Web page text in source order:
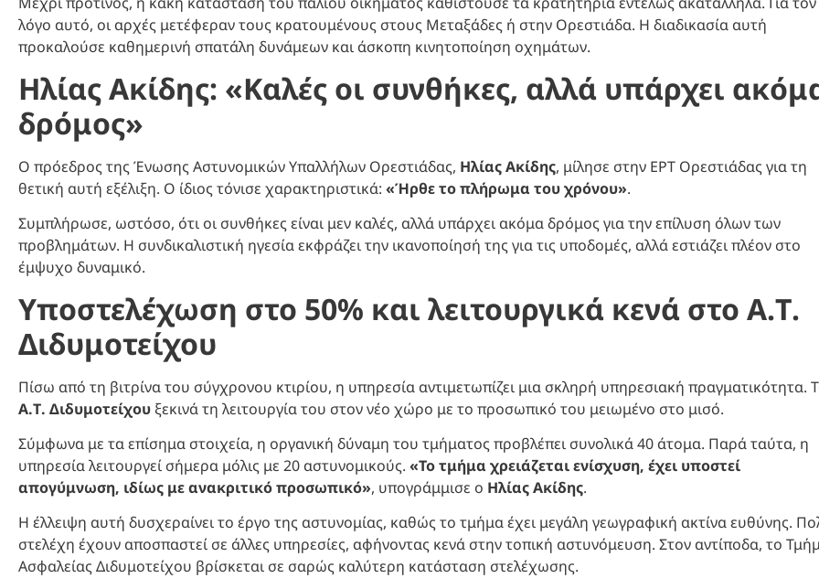
λόγο αυτό, οι αρχές μετέφεραν τους κρατουμένους στους Μεταξάδες ή στην Ορεστιάδα. Η διαδικασία αυτή
προκαλούσε καθημερινή σπατάλη δυνάμεων και άσκοπη κινητοποίηση οχημάτων.
Ηλίας Ακίδης: «Καλές οι συνθήκες, αλλά υπάρχει
δρόμος»
Ο πρόεδρος της Ένωσης Αστυνομικών Υπαλλήλων Ορεστιάδας, Ηλίας Ακίδης, μίλησε στην ΕΡΤ Ορεστιάδας για τη
θετική αυτή εξέλιξη. Ο ίδιος τόνισε χαρακτηριστικά: «Ήρθε το πλήρωμα του χρόνου».
Συμπλήρωσε, ωστόσο, ότι οι συνθήκες είναι μεν καλές, αλλά υπάρχει ακόμα δρόμος για την επίλυση όλων των
προβλημάτων. Η συνδικαλιστική ηγεσία εκφράζει την ικανοποίησή της για τις υποδομές, αλλά εστιάζει πλέον στο
έμψυχο δυναμικό.
Υποστελέχωση στο 50% και λειτουργικά κενά στο Α.Τ.
Διδυμοτείχου
Πίσω από τη βιτρίνα του σύγχρονου κτιρίου, η υπηρεσία αντιμετωπίζει μια σκληρή υπηρεσιακή πραγματικότητα.
Α.Τ. Διδυμοτείχου ξεκινά τη λειτουργία του στον νέο χώρο με το προσωπικό του μειωμένο στο μισό.
Σύμφωνα με τα επίσημα στοιχεία, η οργανική δύναμη του τμήματος προβλέπει συνολικά 40 άτομα. Παρά ταύτα, η
υπηρεσία λειτουργεί σήμερα μόλις με 20 αστυνομικούς. «Το τμήμα χρειάζεται ενίσχυση, έχει υποστεί
απογύμνωση, ιδίως με ανακριτικό προσωπικό», υπογράμμισε ο Ηλίας Ακίδης.
Η έλλειψη αυτή δυσχεραίνει το έργο της αστυνομίας, καθώς το τμήμα έχει μεγάλη γεωγραφική ακτίνα ευθύνης.
στελέχη έχουν αποσπαστεί σε άλλες υπηρεσίες, αφήνοντας κενά στην τοπική αστυνόμευση. Στον αντίποδα, το
Ασφαλείας Διδυμοτείχου βρίσκεται σε σαρώς καλύτερη κατάσταση στελέχωσης.